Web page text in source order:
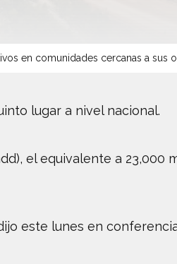
en comunidades cercanas a sus
lugar a nivel nacional.
el equivalente a
este lunes en